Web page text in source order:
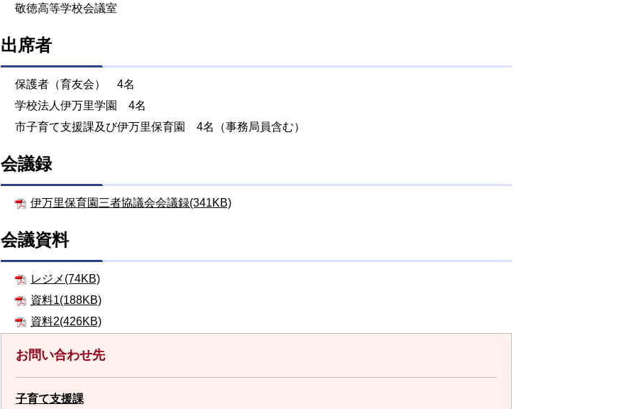
敬徳高等学校会議室
出席者
保護者（育友会） 4名
学校法人伊万里学園 4名
市子育て支援課及び伊万里保育園 4名（事務局員含む）
会議録
伊万里保育園三者協議会会議録(341KB)
会議資料
レジメ(74KB)
資料1(188KB)
資料2(426KB)
お問い合わせ先
子育て支援課